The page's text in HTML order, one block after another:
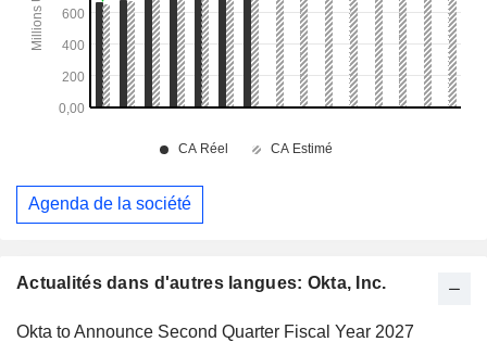
Actualités dans d'autres langues: Okta, Inc.
Okta to Announce Second Quarter Fiscal Year 2027
Agenda de la société